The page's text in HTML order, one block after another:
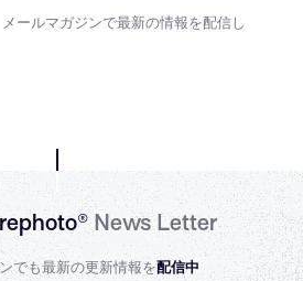
メールマガジンで最新の情報を配信し
News Letter
でも最新の更新情報を配信中